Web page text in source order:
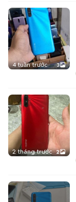
4 tuần trước 3
2 tháng trước 2